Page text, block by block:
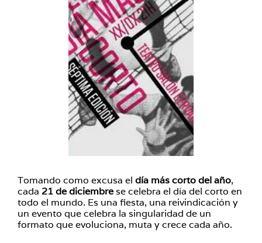
Tomando como excusa el día más corto del año,
cada 21 de diciembrese celebra el día del corto en
todo el mundo. Es una fiesta, una reivindicación y
un evento que celebra la singularidad de un
formato que evoluciona, muta y crece cada año.